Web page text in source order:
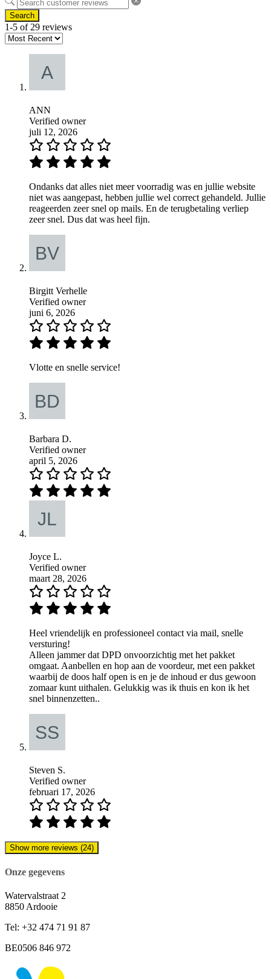
Search
1-5 of 29 reviews
ANN
Verified owner
juli 12, 2026
Ondanks dat alles niet meer voorradig was en jullie website
niet was aangepast, hebben jullie wel correct gehandeld. Jullie
reageerden zeer snel op mails. En de terugbetaling verliep
zeer snel. Dus dat was heel fijn.
Birgitt Verhelle
Verified owner
juni 6, 2026
Vlotte en snelle service!
Barbara D.
Verified owner
april 5, 2026
Joyce L.
Verified owner
maart 28, 2026
Heel vriendelijk en professioneel contact via mail, snelle
versturing!
Alleen jammer dat DPD onvoorzichtig met het pakket
omgaat. Aanbellen en hop aan de voordeur, met een pakket
waarbij de doos half open is en je de inhoud er dus gewoon
zomaar kunt uithalen. Gelukkig was ik thuis en kon ik het
snel binnenzetten..
Steven S.
Verified owner
februari 17, 2026
Show more reviews (24)
Onze gegevens
Watervalstraat 2
8850 Ardooie
Tel: +32 474 71 91 87
BE0506 846 972